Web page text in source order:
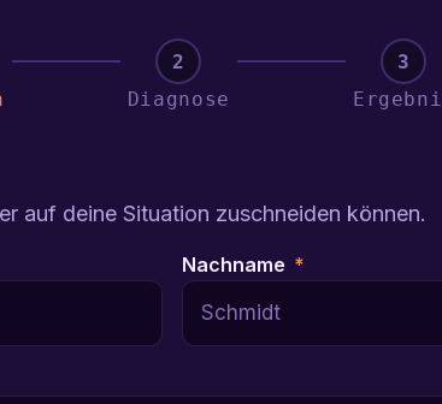
2
Diagnose
3
auf deine Situation zuschneiden können.
Nachname *